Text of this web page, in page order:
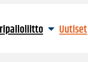
Uutiset